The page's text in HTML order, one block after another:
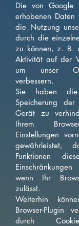
Die von Google
erhobenen
die Nutzung
durch die
zu können, z. B.
Aktivität auf der
um unser
verbessern.
Sie haben
Speicherung
Gerät zu
Ihrem
Einstellungen
gewährleistet,
Funktionen
wenn Ihr
zulässt.
Weiterhin
Browser-Plugin
durch